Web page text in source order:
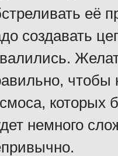
её
создавать
чтобы
которых
немного